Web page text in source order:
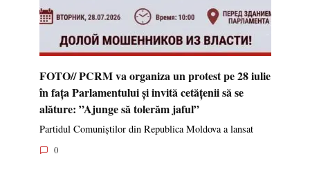
FOTO// PCRM va organiza un protest pe 28 iulie
în fața Parlamentului și invită cetățenii să se
alăture: ”Ajunge să tolerăm jaful”
Partidul Comuniștilor din Republica Moldova a lansat
0